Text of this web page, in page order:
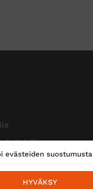
evästeiden suostumusta
HYVÄKSY
yksityisille